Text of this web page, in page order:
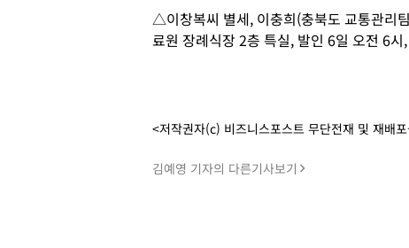
△이창복씨 별세, 이충희(충북도 교통관리
료원 장례식장 2층 특실, 발인 6일 오전 6
<저작권자(c) 비즈니스포스트 무단전재 및 재배
김예영 기자의 다른기사보기